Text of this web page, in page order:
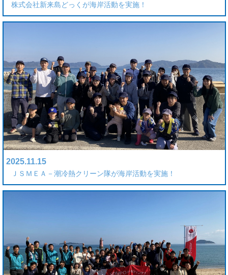
株式会社新来島どっくが海岸活動を実施！
2025.11.15
ＪＳＭＥＡ－潮冷熱クリーン隊が海岸活動を実施！